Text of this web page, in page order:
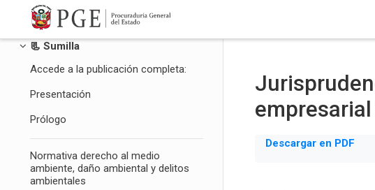
Salta al contenido principal
Tabla de contenidos
📃 Sumilla
Accede a la publicación completa:
Presentación
Prólogo
Normativa derecho al medio
ambiente, daño ambiental y delitos
ambientales
Descargar en PDF